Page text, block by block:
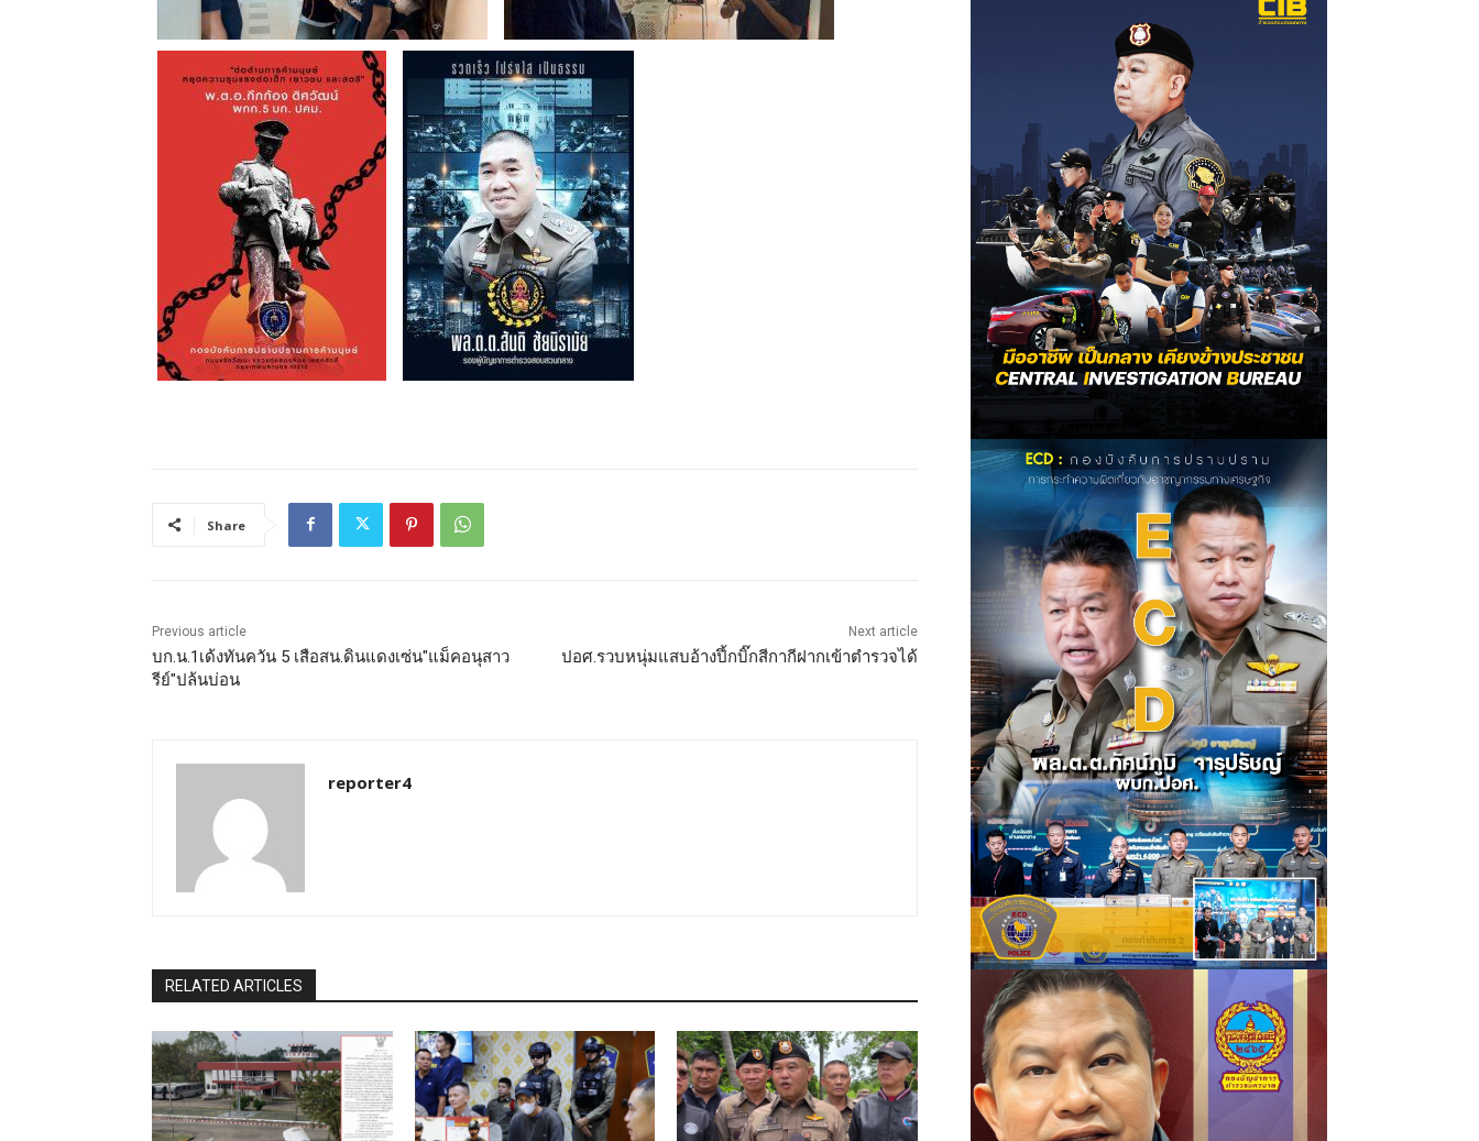
Share
Previous article
บก.น.1เด้งทันควัน 5 เสือสน.ดินแดงเซ่น"แม็คอนุสาว
รีย์"ปล้นบ่อน
Next article
ปอศ.รวบหนุ่มแสบอ้างปึ้กบิ๊กสีกากีฝากเข้าตำรวจได้
reporter4
RELATED ARTICLES